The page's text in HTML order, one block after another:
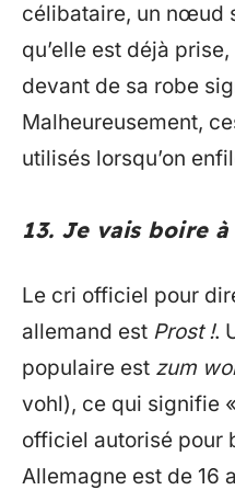
célibataire, un nœud
qu’elle est déjà
devant de sa robe
Malheureusement,
utilisés lorsqu’on
13. Je vais boire à
Le cri officiel pour
allemand est Prost !.
populaire est zum
vohl), ce qui signifie
officiel autorisé pour
Allemagne est de 16